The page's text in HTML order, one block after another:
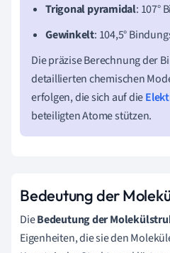
Trigonal pyramidal: 107°
Gewinkelt: 104,5°
Die präzise Berechnung der
detaillierten chemischen
erfolgen, die sich auf die
beteiligten Atome stützen.
Bedeutung der
DieBedeutung der
Eigenheiten, die sie den